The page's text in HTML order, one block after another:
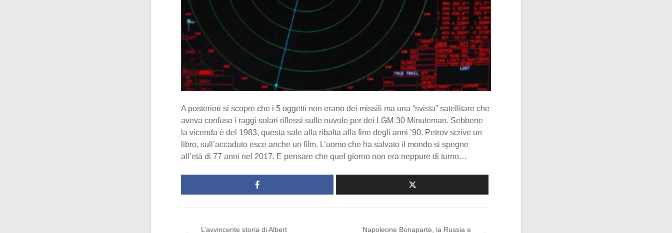
A posteriori si scopre che i 5 oggetti non erano dei missili ma una “svista” satellitare che
aveva confuso i raggi solari riflessi sulle nuvole per dei LGM-30 Minuteman. Sebbene
la vicenda è del 1983, questa sale alla ribalta alla fine degli anni ’90. Petrov scrive un
libro, sull’accaduto esce anche un film. L’uomo che ha salvato il mondo si spegne
all’età di 77 anni nel 2017. E pensare che quel giorno non era neppure di turno…
L’avvincente storia di Albert Napoleone Bonaparte, la Russia e